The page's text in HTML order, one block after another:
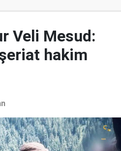
Veli Mesud:
hakim